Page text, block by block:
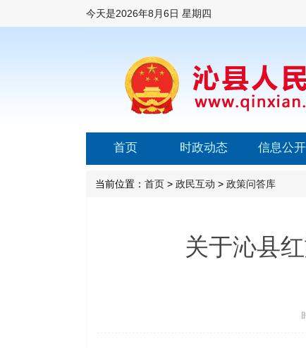
今天是2026年8月6日 星期四
首页 时政动态 信息公开
当前位置： 首页 > 政民互动 > 政策问答库
关于沁县